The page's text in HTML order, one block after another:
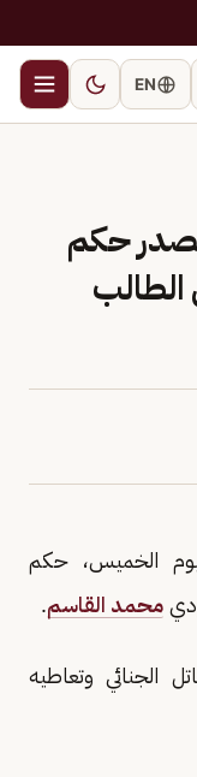
EN
تصدر حكم
الخميس، حكم
محمد القاسم.
الجنائي وتعاطيه